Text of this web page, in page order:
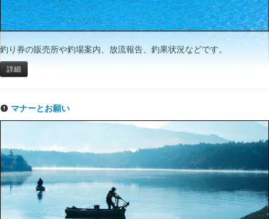
釣り券の販売所や釣場案内、放流報告、釣果状況などです。
詳細
マナーとお願い